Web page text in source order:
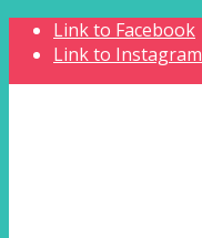
Link to Facebook
Link to Instagram